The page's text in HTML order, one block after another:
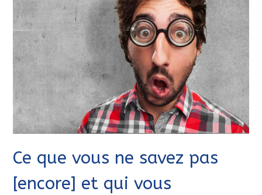
Ce que vous ne savez pas
[encore] et qui vous